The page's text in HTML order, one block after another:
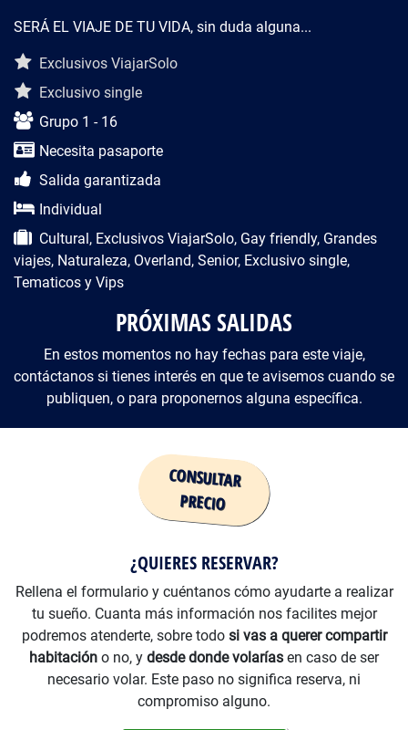
SERÁ EL VIAJE DE TU VIDA, sin duda alguna...
Descripción del viaje
Exclusivos ViajarSolo
Exclusivo single
Grupo 1 - 16
Necesita pasaporte
Salida garantizada
Individual
Cultural, Exclusivos ViajarSolo, Gay friendly, Grandes
viajes, Naturaleza, Overland, Senior, Exclusivo single,
Tematicos y Vips
PRÓXIMAS SALIDAS
En estos momentos no hay fechas para este viaje,
contáctanos si tienes interés en que te avisemos cuando se
publiquen, o para proponernos alguna específica.
¿QUIERES RESERVAR?
Rellena el formulario y cuéntanos cómo ayudarte a realizar
tu sueño. Cuanta más información nos facilites mejor
podremos atenderte, sobre todo si vas a querer compartir
habitación o no, y desde donde volarías en caso de ser
necesario volar. Este paso no significa reserva, ni
compromiso alguno.